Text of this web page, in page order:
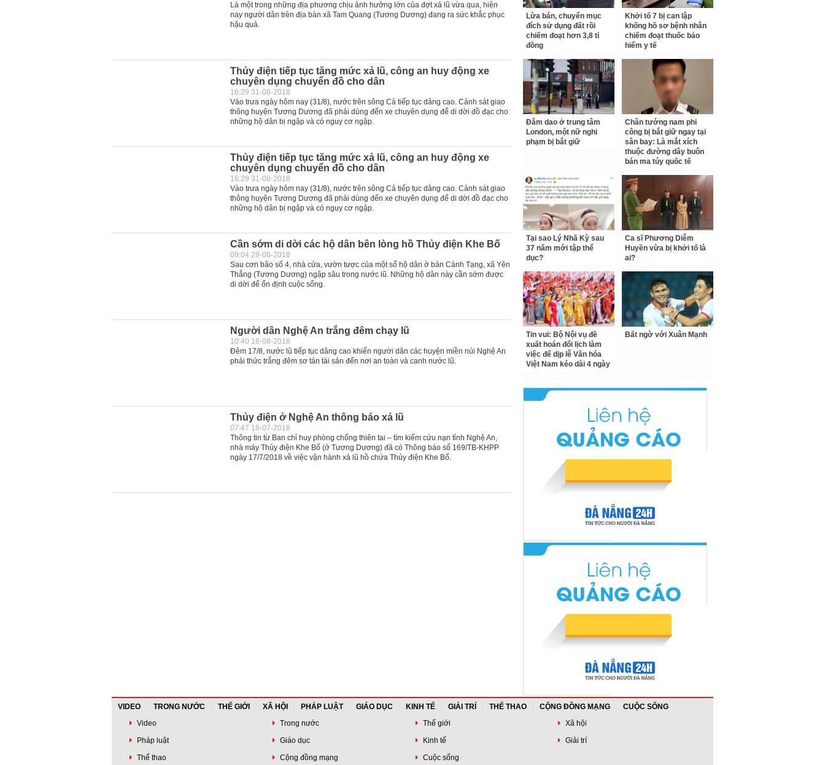
Là một trong những địa phương chịu ảnh hưởng lớn của đợt xả lũ vừa qua, hiện
nay người dân trên địa bàn xã Tam Quang (Tương Dương) đang ra sức khắc phục
hậu quả.
Thủy điện tiếp tục tăng mức xả lũ, công an huy động xe
chuyên dụng chuyển đồ cho dân
16:29 31-08-2018
Vào trưa ngày hôm nay (31/8), nước trên sông Cả tiếp tục dâng cao. Cảnh sát giao
thông huyện Tương Dương đã phải dùng đến xe chuyên dụng để di dời đồ đạc cho
những hộ dân bị ngập và có nguy cơ ngập.
Thủy điện tiếp tục tăng mức xả lũ, công an huy động xe
chuyên dụng chuyển đồ cho dân
16:29 31-08-2018
Vào trưa ngày hôm nay (31/8), nước trên sông Cả tiếp tục dâng cao. Cảnh sát giao
thông huyện Tương Dương đã phải dùng đến xe chuyên dụng để di dời đồ đạc cho
những hộ dân bị ngập và có nguy cơ ngập.
Cần sớm di dời các hộ dân bên lòng hồ Thủy điện Khe Bố
09:04 29-08-2018
Sau cơn bão số 4, nhà cửa, vườn tược của một số hộ dân ở bản Cành Tạng, xã Yên
Thắng (Tương Dương) ngập sâu trong nước lũ. Những hộ dân này cần sớm được
di dời để ổn định cuộc sống.
Người dân Nghệ An trắng đêm chạy lũ
10:40 18-08-2018
Đêm 17/8, nước lũ tiếp tục dâng cao khiến người dân các huyện miền núi Nghệ An
phải thức trắng đêm sơ tán tài sản đến nơi an toàn và canh nước lũ.
Thủy điện ở Nghệ An thông báo xả lũ
07:47 18-07-2018
Thông tin từ Ban chỉ huy phòng chống thiên tai – tìm kiếm cứu nạn tỉnh Nghệ An,
nhà máy Thủy điện Khe Bố (ở Tương Dương) đã có Thông báo số 169/TB-KHPP
ngày 17/7/2018 về việc vận hành xả lũ hồ chứa Thủy điện Khe Bố.
Lừa bán, chuyển mục
đích sử dụng đất rồi
chiếm đoạt hơn 3,8 tỉ
đồng
Khởi tố 7 bị can lập
khống hồ sơ bệnh nhân
chiếm đoạt thuốc bảo
hiểm y tế
Đâm dao ở trung tâm
London, một nữ nghi
phạm bị bắt giữ
Chân tướng nam phi
công bị bắt giữ ngay tại
sân bay: Là mắt xích
thuộc đường dây buôn
bán ma túy quốc tế
Tại sao Lý Nhã Kỳ sau
37 năm mới tập thể
dục?
Ca sĩ Phương Diễm
Huyền vừa bị khởi tố là
ai?
Tin vui: Bộ Nội vụ đề
xuất hoán đổi lịch làm
việc để dịp lễ Văn hóa
Việt Nam kéo dài 4 ngày
Bất ngờ với Xuân Mạnh
VIDEO TRONG NƯỚC THẾ GIỚI XÃ HỘI PHÁP LUẬT GIÁO DỤC KINH TẾ GIẢI TRÍ THỂ THAO CỘNG ĐỒNG MẠNG
CUỘC SỐNG
Video
Trong nước Thế giới
Xã hội
Pháp luật
Giáo dục Kinh tế
Giải trí
Thể thao
Cộng đồng mạng Cuộc sống